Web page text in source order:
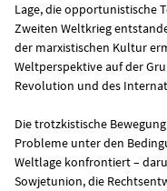
Lage, die opportunistische
Zweiten Weltkrieg
der marxistischen Kultur
Weltperspektive auf der
Revolution und des
Die trotzkistische
Probleme unter den
Weltlage konfrontiert –
Sowjetunion, die